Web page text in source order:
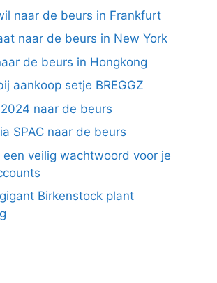
naar de beurs in Frankfurt
naar de beurs in New York
de beurs in Hongkong
aankoop setje BREGGZ
naar de beurs
SPAC naar de beurs
een veilig wachtwoord voor je
Birkenstock plant